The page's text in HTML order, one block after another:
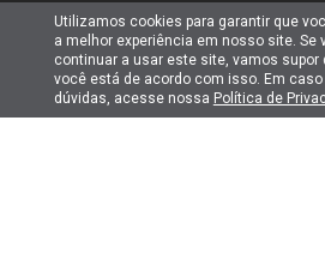
Utilizamos cookies para garantir que
a melhor experiência em nosso site. Se
continuar a usar este site, vamos supor
você está de acordo com isso. Em caso
dúvidas, acesse nossa Política de